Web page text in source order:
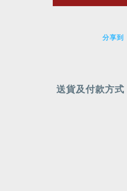
分享到
送貨及付款方式